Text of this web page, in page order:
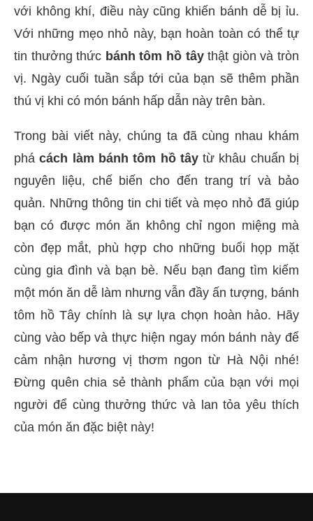
với không khí, điều này cũng khiến bánh dễ bị ỉu.
Với những mẹo nhỏ này, bạn hoàn toàn có thể tự
tin thưởng thức bánh tôm hồ tâythật giòn và tròn
vị. Ngày cuối tuần sắp tới của bạn sẽ thêm phần
thú vị khi có món bánh hấp dẫn này trên bàn.
Trong bài viết này, chúng ta đã cùng nhau khám
phácách làm bánh tôm hồ tâytừ khâu chuẩn bị
nguyên liệu, chế biến cho đến trang trí và bảo
quản. Những thông tin chi tiết và mẹo nhỏ đã giúp
bạn có được món ăn không chỉ ngon miệng mà
còn đẹp mắt, phù hợp cho những buổi họp mặt
cùng gia đình và bạn bè. Nếu bạn đang tìm kiếm
một món ăn dễ làm nhưng vẫn đầy ấn tượng, bánh
tôm hồ Tây chính là sự lựa chọn hoàn hảo. Hãy
cùng vào bếp và thực hiện ngay món bánh này để
cảm nhận hương vị thơm ngon từ Hà Nội nhé!
Đừng quên chia sẻ thành phẩm của bạn với mọi
người để cùng thưởng thức và lan tỏa yêu thích
của món ăn đặc biệt này!